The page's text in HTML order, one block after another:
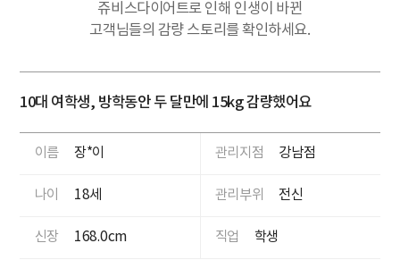
쥬비스다이어트로 인해 인생이 바뀐
고객님들의 감량 스토리를 확인하세요.
10대 여학생, 방학동안 두 달만에 15kg 감량했어요
이름 장*이 관리지점 강남점
나이 18세 관리부위 전신
신장 168.0cm 직업 학생